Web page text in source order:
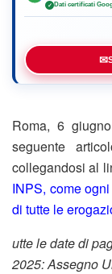
✓ Dati certificati
✉
Roma, 6
seguente
collegandosi al
INPS, come
di tutte le
utte le date di
2025: Assegno